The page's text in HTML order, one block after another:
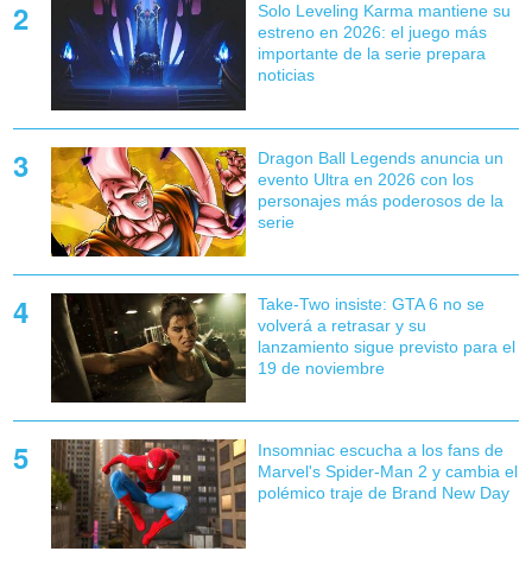
Solo Leveling Karma mantiene su
estreno en 2026: el juego más
importante de la serie prepara
noticias
Dragon Ball Legends anuncia un
evento Ultra en 2026 con los
personajes más poderosos de la
serie
Take-Two insiste: GTA 6 no se
volverá a retrasar y su
lanzamiento sigue previsto para el
19 de noviembre
Insomniac escucha a los fans de
Marvel's Spider-Man 2 y cambia el
polémico traje de Brand New Day